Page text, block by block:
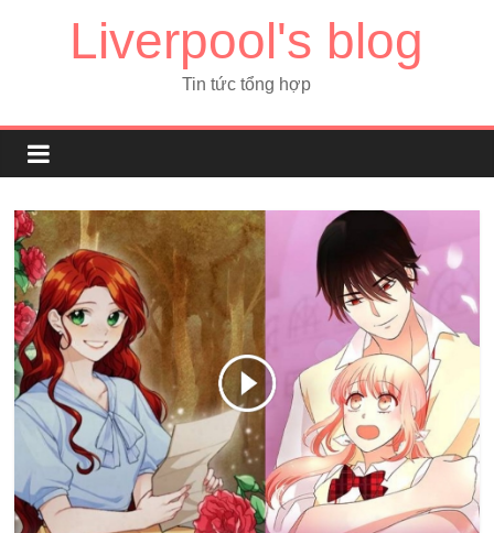
Liverpool's blog
Tin tức tổng hợp